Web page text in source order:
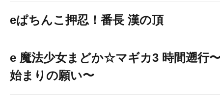
eぱちんこ押忍！番長 漢の頂
e 魔法少女まどか☆マギカ3 時間遡行
始まりの願い〜